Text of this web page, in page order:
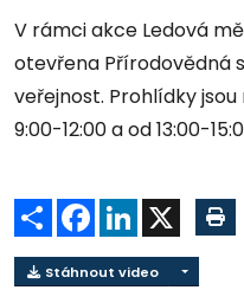
V rámci akce Ledová
otevřena Přírodovědná
veřejnost. Prohlídky jsou
9:00-12:00 a od 13:00-
Sdílet Facebook
LinkedIn
Stáhnout video